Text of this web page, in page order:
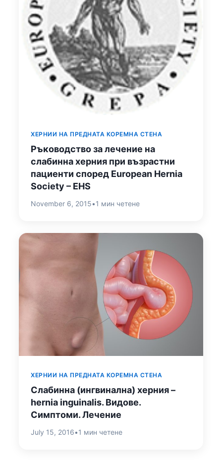
ХЕРНИИ НА ПРЕДНАТА КОРЕМНА СТЕНА
Ръководство за лечение на
слабинна херния при възрастни
пациенти според European Hernia
Society – EHS
November 6, 2015•1 мин четене
ХЕРНИИ НА ПРЕДНАТА КОРЕМНА СТЕНА
Слабинна (ингвинална) херния –
hernia inguinalis. Видове.
Симптоми. Лечение
July 15, 2016•1 мин четене